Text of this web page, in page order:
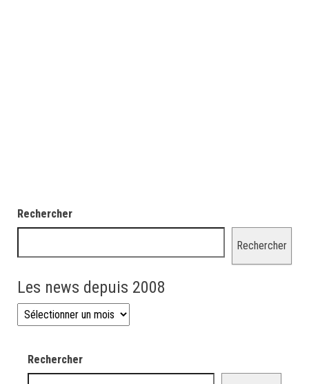
Rechercher
Rechercher
Les news depuis 2008
Les news depuis 2008
Rechercher